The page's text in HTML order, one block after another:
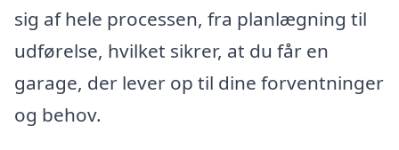
sig af hele processen, fra planlægning til
udførelse, hvilket sikrer, at du får en
garage, der lever op til dine forventninger
og behov.